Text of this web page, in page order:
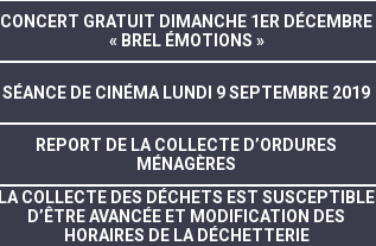
CONCERT GRATUIT DIMANCHE 1ER DÉCEMBRE
« BREL ÉMOTIONS »
SÉANCE DE CINÉMA LUNDI 9 SEPTEMBRE 2019
REPORT DE LA COLLECTE D’ORDURES
MÉNAGÈRES
LA COLLECTE DES DÉCHETS EST SUSCEPTIBLE
D’ÊTRE AVANCÉE ET MODIFICATION DES
HORAIRES DE LA DÉCHETTERIE